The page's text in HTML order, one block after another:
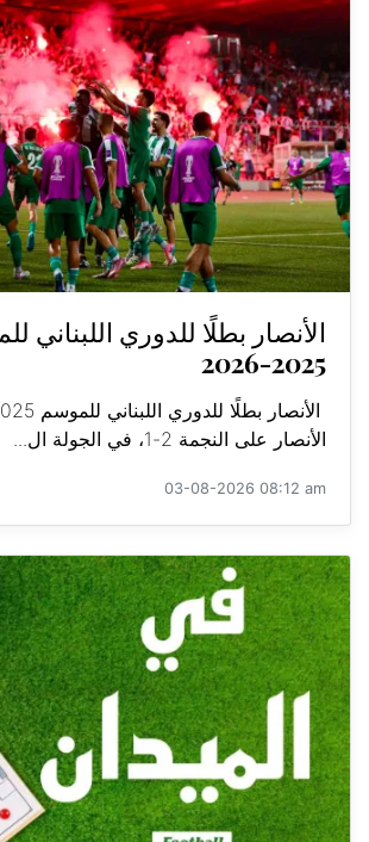
الأنصار بطلًا للدوري اللبناني
2025-2026
الأنصار على النجمة 2-1، في الجولة ال...
03-08-2026 08:12 am